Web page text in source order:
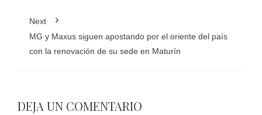
Next
MG y Maxus siguen apostando por el oriente del país
con la renovación de su sede en Maturín
DEJA UN COMENTARIO